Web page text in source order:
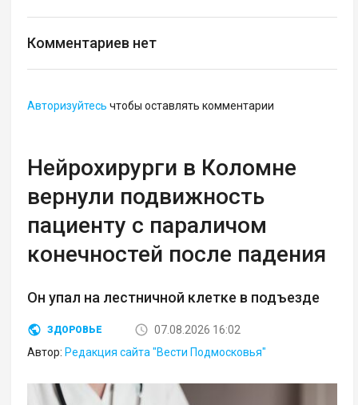
Комментариев нет
Авторизуйтесь чтобы оставлять комментарии
Нейрохирурги в Коломне
вернули подвижность
пациенту с параличом
конечностей после падения
Он упал на лестничной клетке в подъезде
ЗДОРОВЬЕ
07.08.2026 16:02
Автор: Редакция сайта "Вести Подмосковья"